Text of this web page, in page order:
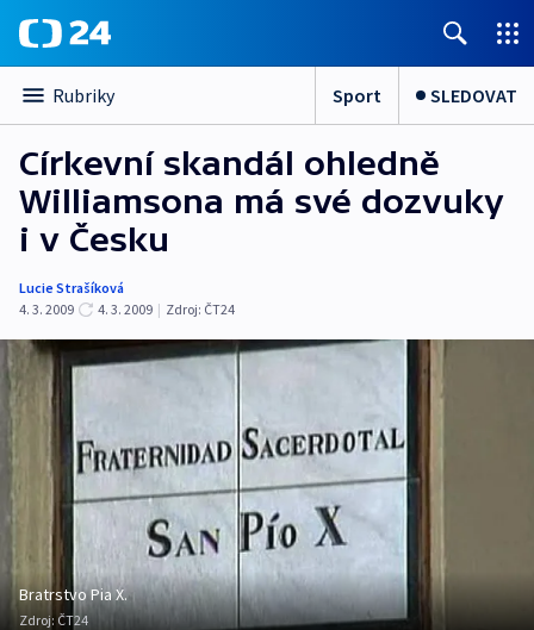
Rubriky Sport SLEDOVAT
Církevní skandál ohledně
Williamsona má své dozvuky
i v Česku
Lucie Strašíková
4. 3. 2009
4. 3. 2009 | Zdroj: ČT24
Bratrstvo Pia X.
Zdroj: ČT24